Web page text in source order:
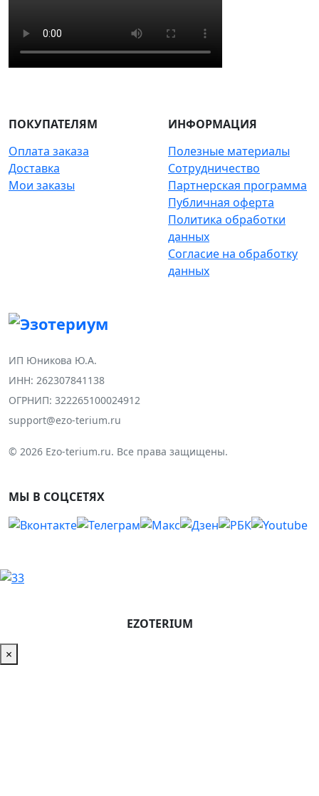
ИП Юникова Ю.А.
ИНН: 262307841138
ОГРНИП: 322265100024912
support@ezo-terium.ru
© 2026 Ezo-terium.ru. Все права защищены.
ПОКУПАТЕЛЯМ
Оплата заказа
Доставка
Мои заказы
ИНФОРМАЦИЯ
Полезные материалы
Сотрудничество
Партнерская программа
Публичная оферта
Политика обработки
данных
Согласие на обработку
данных
МЫ В СОЦСЕТЯХ
EZOTERIUM
×